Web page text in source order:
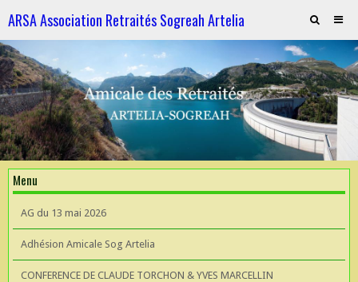
ARSA Association Retraités Sogreah Artelia
Invitation au repas le 21 novembre 2025
ARTELIA et l'Hydroélectricité
ARTELIA et l'Hydroélectricité
Souvenirs de KIrkuk
CONFERENCE DE CLAUDE TORCHON & YVES MARCELLIN A L'UIAD
AG 2026 du 13 mai
Menu
AG du 13 mai 2026
Adhésion Amicale Sog Artelia
CONFERENCE DE CLAUDE TORCHON & YVES MARCELLIN